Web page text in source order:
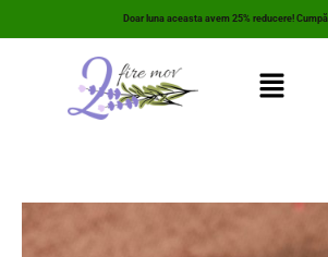
Doar luna aceasta avem 25% reducere!